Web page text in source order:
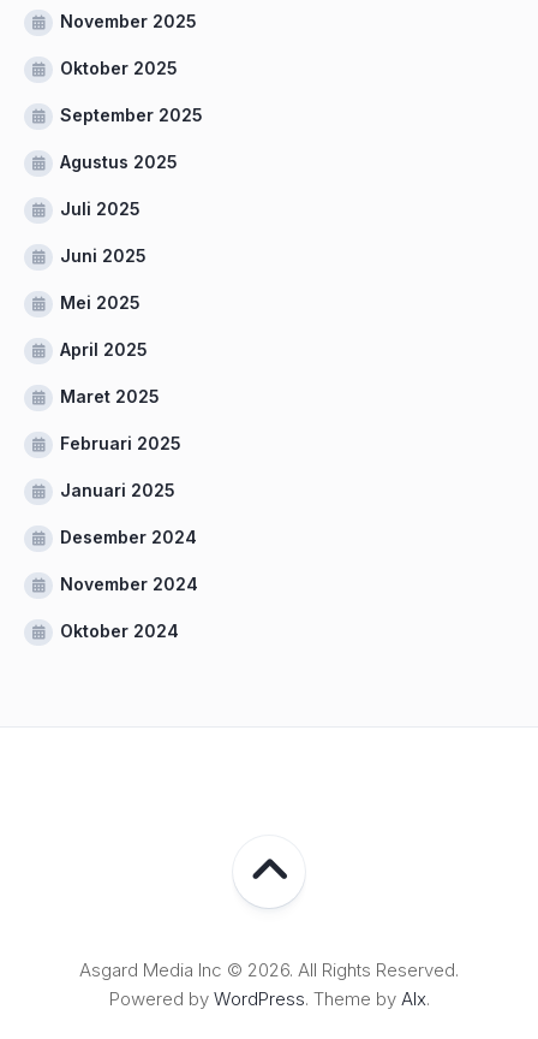
November 2025
Oktober 2025
September 2025
Agustus 2025
Juli 2025
Juni 2025
Mei 2025
April 2025
Maret 2025
Februari 2025
Januari 2025
Desember 2024
November 2024
Oktober 2024
Asgard Media Inc © 2026. All Rights Reserved.
Powered by WordPress. Theme by Alx.